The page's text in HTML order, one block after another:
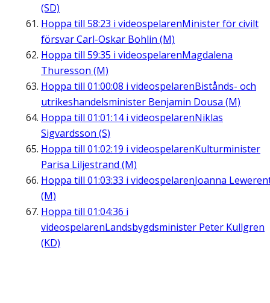
(SD)
Hoppa till 58:23 i videospelarenMinister för civilt
försvar Carl-Oskar Bohlin (M)
Hoppa till 59:35 i videospelarenMagdalena
Thuresson (M)
Hoppa till 01:00:08 i videospelarenBistånds- och
utrikeshandelsminister Benjamin Dousa (M)
Hoppa till 01:01:14i videospelarenNiklas
Sigvardsson (S)
Hoppa till 01:02:19 i videospelarenKulturminister
Parisa Liljestrand (M)
Hoppa till 01:03:33 i videospelarenJoanna
(M)
Hoppa till 01:04:36 i
videospelarenLandsbygdsminister Peter Kullgren
(KD)